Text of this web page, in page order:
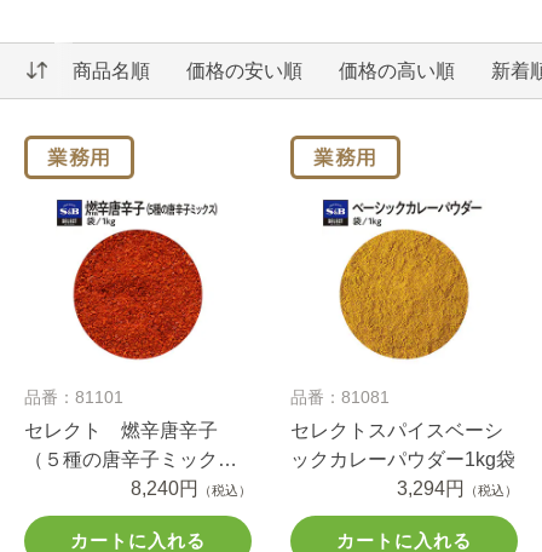
商品名順 価格の安い順 価格の高い順 新着
品番：81101
セレクト 燃辛唐辛子
（５種の唐辛子ミック
ス） 袋入り １ｋｇ
8,240円 （税込）
カートに入れる
品番：81081
セレクトスパイスベーシ
ックカレーパウダー1kg袋
3,294円
（税込）
カートに入れる